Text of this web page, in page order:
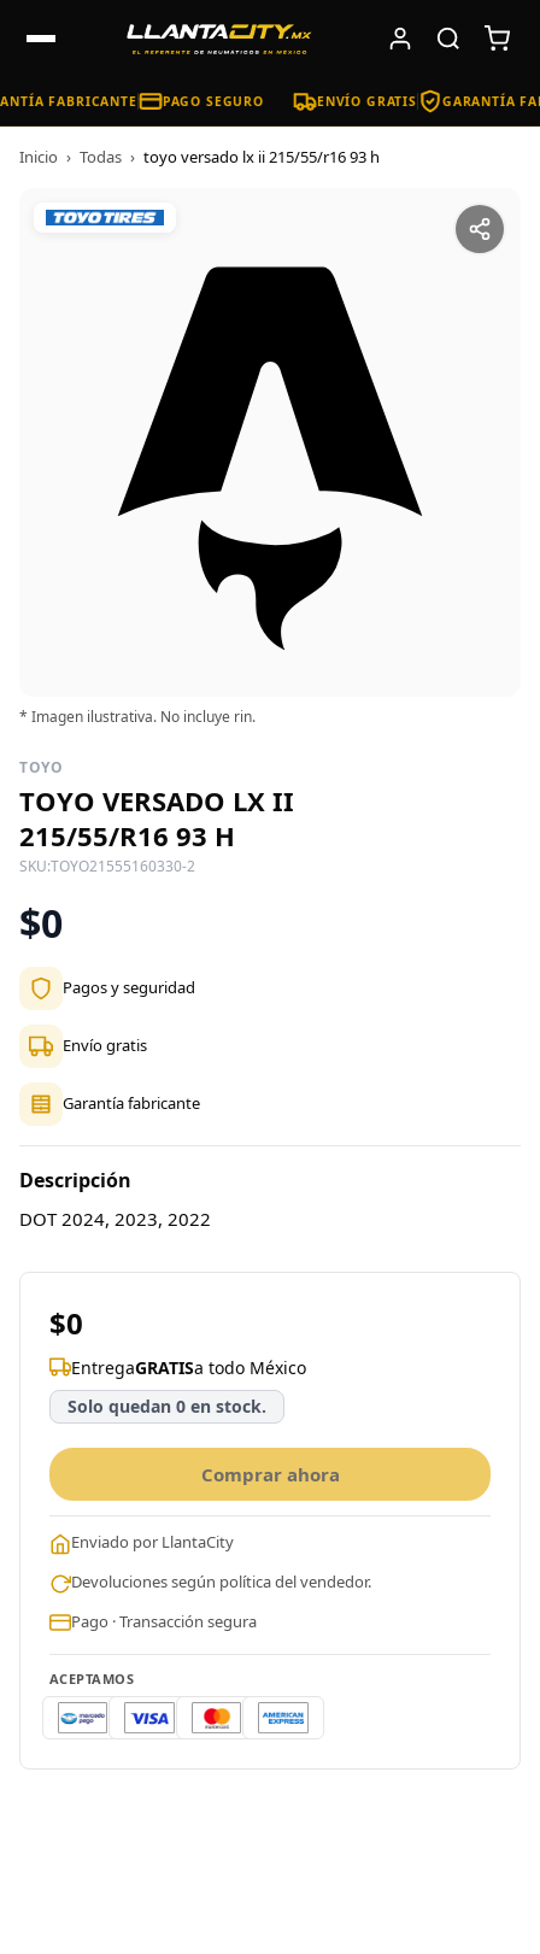
FABRICANTE PAGO SEGURO ENVÍO GRATIS GARANTÍA
Inicio › Todas › toyo versado lx ii 215/55/r16 93 h
* Imagen ilustrativa. No incluye rin.
TOYO
TOYO VERSADO LX II
215/55/R16 93 H
SKU:TOYO21555160330-2
$0
Pagos y seguridad
Envío gratis
Garantía fabricante
Descripción
DOT 2024, 2023, 2022
$0
EntregaGRATISa todo México
Solo quedan 0 en stock.
Comprar ahora
Enviado por LlantaCity
Devoluciones según política del vendedor.
Pago · Transacción segura
ACEPTAMOS